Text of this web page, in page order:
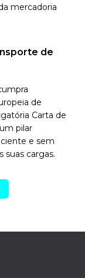
mercadoria
de
de
Carta de
pilar
e sem
suas cargas.